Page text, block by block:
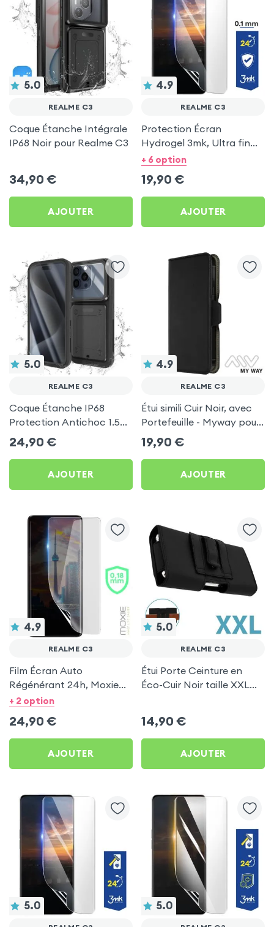
5.0
REALME C3
Coque Étanche Intégrale
IP68 Noir pour Realme C3
34,90 €
AJOUTER
4.9
REALME C3
Protection Écran
Hydrogel 3mk, Ultra fin
pour Realme C3
+ 6 option
19,90 €
AJOUTER
5.0
REALME C3
Coque Étanche IP68
Protection Antichoc 1.5m
Noir pour Realme C3
24,90 €
AJOUTER
4.9
REALME C3
Étui simili Cuir Noir, avec
Portefeuille - Myway pour
Realme C3
19,90 €
AJOUTER
4.9
REALME C3
Film Écran Auto
Régénérant 24h, Moxie
pour Realme C3
+ 2 option
24,90 €
AJOUTER
5.0
REALME C3
Étui Porte Ceinture en
Éco-Cuir Noir taille XXL
14,90 €
AJOUTER
5.0 5.0